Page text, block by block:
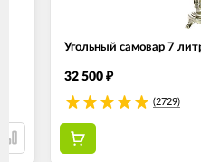
Угольный самовар 7
32 500 ₽
(2729)